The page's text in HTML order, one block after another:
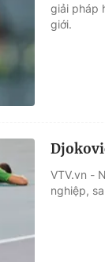
giải pháp
giới.
VTV.vn -
nghiệp,